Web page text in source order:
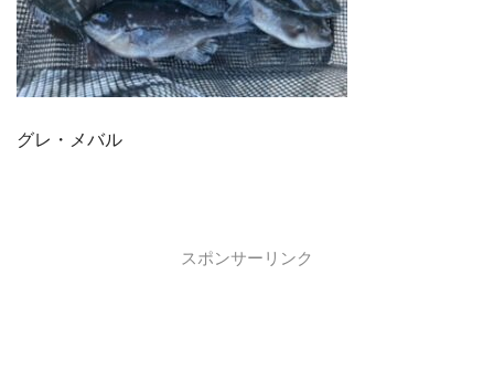
グレ・メバル
スポンサーリンク